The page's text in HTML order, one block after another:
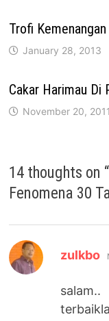
Trofi
January 28, 2013
Cakar Harimau Di
November 20, 2011
14 thoughts on “
Fenomena 30
zulkbo
salam..